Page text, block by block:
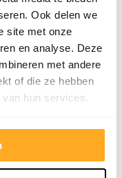
Ook delen we
site met onze
en analyse. Deze
met andere
of die ze hebben
hun services.
met een nieuwe
er is, mensen
kun je direct
is niet moeilijk,
een heel